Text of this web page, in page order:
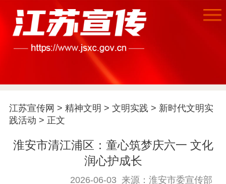
江苏要闻
公示公告
江苏宣传网 > 精神文明 > 文明实践 > 新时代文明实
践活动 > 正文
淮安市清江浦区：童心筑梦庆六一 文化
润心护成长
2026-06-03 来源：淮安市委宣传部